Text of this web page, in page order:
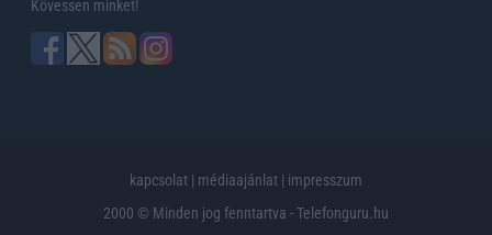
Kövessen minket!
kapcsolat | médiaajánlat | impresszum
2000 © Minden jog fenntartva - Telefonguru.hu